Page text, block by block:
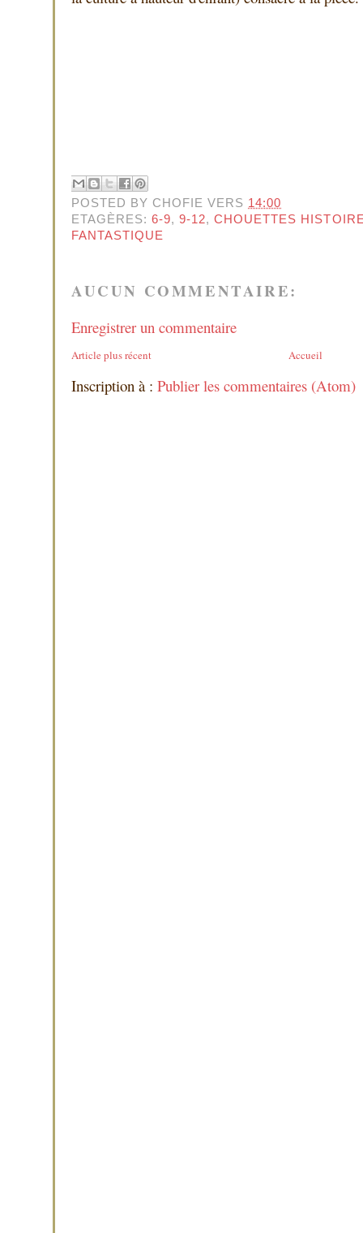
POSTED BY CHOFIE VERS 14:00
ETAGÈRES:6-9,9-12,CHOUETTES
FANTASTIQUE
AUCUN COMMENTAIRE:
Enregistrer un commentaire
Article plus récent Accueil
Inscription à : Publier les commentaires (Atom)